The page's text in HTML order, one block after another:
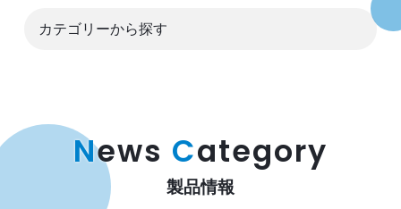
News Category
製品情報